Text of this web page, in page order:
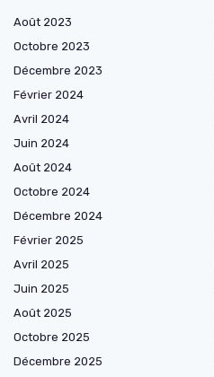
Août 2023
Octobre 2023
Décembre 2023
Février 2024
Avril 2024
Juin 2024
Août 2024
Octobre 2024
Décembre 2024
Février 2025
Avril 2025
Juin 2025
Août 2025
Octobre 2025
Décembre 2025